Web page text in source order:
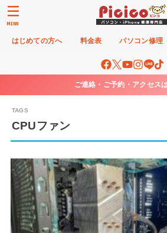
はじめての方へ 料金表 パソコン修理
MENU
ご連絡・ご予約・アクセス
CPUファン